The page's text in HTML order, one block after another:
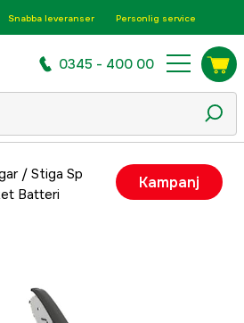
Snabba leveranser Personlig service
0345 - 400 00
/ Stiga Sp
Batteri
Kampanj